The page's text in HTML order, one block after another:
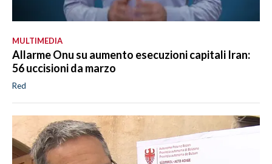
MULTIMEDIA
Allarme Onu su aumento esecuzioni capitali Iran:
56 uccisioni da marzo
Red